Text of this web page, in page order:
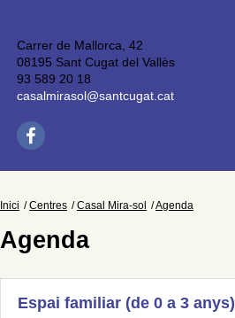
Carrer de Mallorca, 42
08195 Sant Cugat del Vallès
93 589 20 18
casalmirasol@santcugat.cat
Inici Centres Casal Mira-sol Agenda
Agenda
Espai familiar (de 0 a 3 anys)